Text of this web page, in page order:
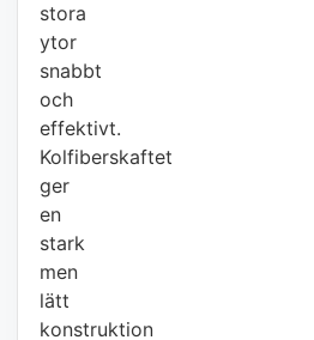
stora
ytor
snabbt
och
effektivt.
Kolfiberskaftet
ger
en
stark
men
lätt
konstruktion